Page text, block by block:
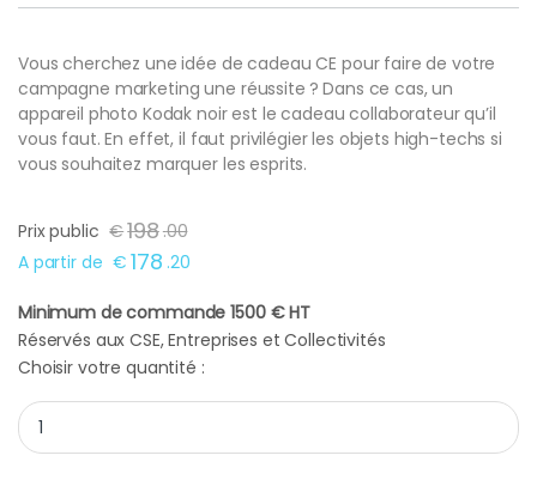
Vous cherchez une idée de cadeau CE pour faire de votre
campagne marketing une réussite ? Dans ce cas, un
appareil photo Kodak noir est le cadeau collaborateur qu’il
vous faut. En effet, il faut privilégier les objets high-techs si
vous souhaitez marquer les esprits.
Prix public €198.00
A partir de € 178 .20
Minimum de commande 1500 € HT
Réservés aux CSE, Entreprises et Collectivités
Choisir votre quantité :
Appareil photo Kodak noir quantity